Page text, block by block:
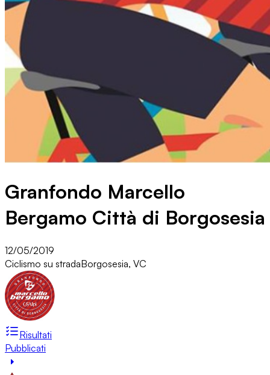
Granfondo Marcello
Bergamo Città di Borgosesia
12/05/2019
Ciclismo su stradaBorgosesia, VC
Risultati
Pubblicati